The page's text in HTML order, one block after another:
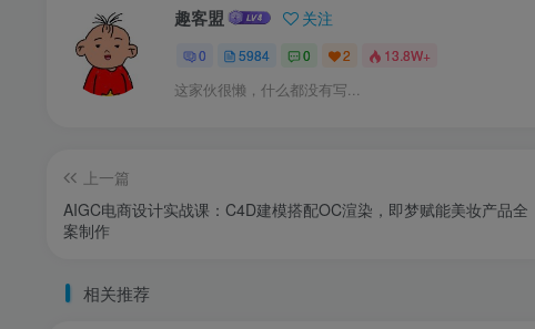
趣客盟 关注
0 5984 0 2 13.8W+
这家伙很懒，什么都没有写...
上一篇
AIGC电商设计实战课：C4D建模搭配OC渲染，即梦赋能美妆产品全
案制作
相关推荐